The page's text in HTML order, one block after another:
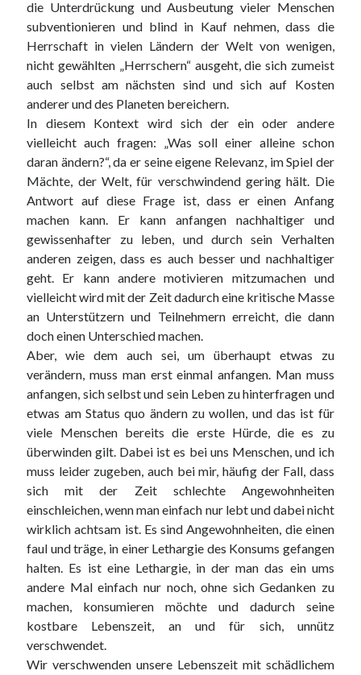
die Unterdrückung und Ausbeutung vieler Menschen
subventionieren und blind in Kauf nehmen, dass die
Herrschaft in vielen Ländern der Welt von wenigen,
nicht gewählten „Herrschern“ ausgeht, die sich zumeist
auch selbst am nächsten sind und sich auf Kosten
anderer und des Planeten bereichern.
In diesem Kontext wird sich der ein oder andere
vielleicht auch fragen: „Was soll einer alleine schon
daran ändern?“, da er seine eigene Relevanz, im Spiel der
Mächte, der Welt, für verschwindend gering hält. Die
Antwort auf diese Frage ist, dass er einen Anfang
machen kann. Er kann anfangen nachhaltiger und
gewissenhafter zu leben, und durch sein Verhalten
anderen zeigen, dass es auch besser und nachhaltiger
geht. Er kann andere motivieren mitzumachen und
vielleicht wird mit der Zeit dadurch eine kritische Masse
an Unterstützern und Teilnehmern erreicht, die dann
doch einen Unterschied machen.
Aber, wie dem auch sei, um überhaupt etwas zu
verändern, muss man erst einmal anfangen. Man muss
anfangen, sich selbst und sein Leben zu hinterfragen und
etwas am Status quo ändern zu wollen, und das ist für
viele Menschen bereits die erste Hürde, die es zu
überwinden gilt. Dabei ist es bei uns Menschen, und ich
muss leider zugeben, auch bei mir, häufig der Fall, dass
sich mit der Zeit schlechte Angewohnheiten
einschleichen, wenn man einfach nur lebt und dabei nicht
wirklich achtsam ist. Es sind Angewohnheiten, die einen
faul und träge, in einer Lethargie des Konsums gefangen
halten. Es ist eine Lethargie, in der man das ein ums
andere Mal einfach nur noch, ohne sich Gedanken zu
machen, konsumieren möchte und dadurch seine
kostbare Lebenszeit, an und für sich, unnütz
verschwendet.
Wir verschwenden unsere Lebenszeit mit schädlichem